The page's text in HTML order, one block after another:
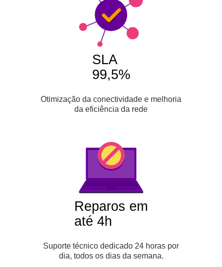
SLA
99,5%
Otimização da conectividade e melhoria
da eficiência da rede
Reparos em
até 4h
Suporte técnico dedicado 24 horas por
dia, todos os dias da semana.